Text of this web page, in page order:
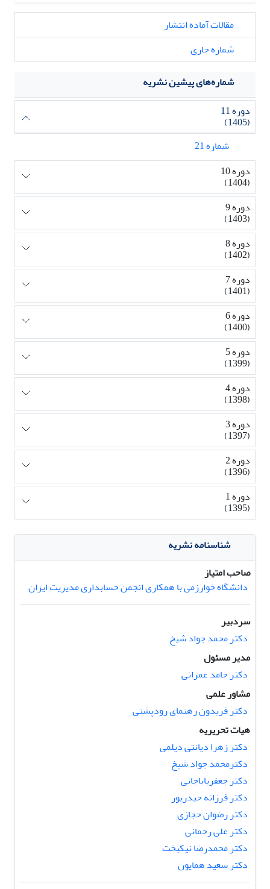
مقالات آماده انتشار
شماره جاری
شماره‌های پیشین نشریه
دوره 11
(1405)
شماره 21
دوره 10
(1404)
دوره 9
(1403)
دوره 8
(1402)
دوره 7
(1401)
دوره 6
(1400)
دوره 5
(1399)
دوره 4
(1398)
دوره 3
(1397)
دوره 2
(1396)
دوره 1
(1395)
شناسنامه نشریه
صاحب امتیاز
دانشگاه خوارزمی با همکاری انجمن حسابداری مدیریت ایران
سردبیر
دکتر محمد جواد شیخ
مدیر مسئول
دکتر حامد عمرانی
مشاور علمی
دکتر فریدون رهنمای رودپشتی
هیات تحریریه
دکتر زهرا دیانتی دیلمی
دکترمحمد جواد شیخ
دکتر جعفرباباجانی
دکتر فرزانه حیدرپور
دکتر رضوان حجازی
دکتر علی رحمانی
دکتر محمدرضا نیکبخت
دکتر سعید همایون